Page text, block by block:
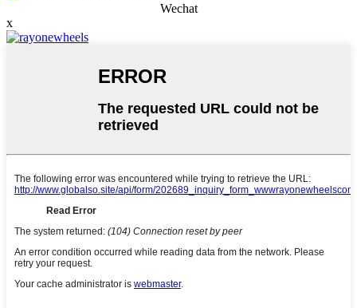
Wechat
x